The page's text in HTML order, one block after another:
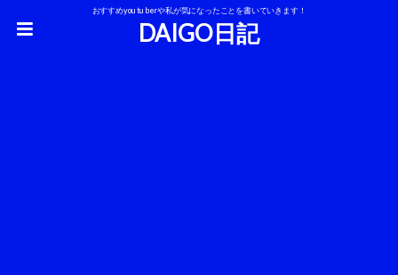
おすすめyoutuberや私が気になったことを書いていきます！
DAIGO日記